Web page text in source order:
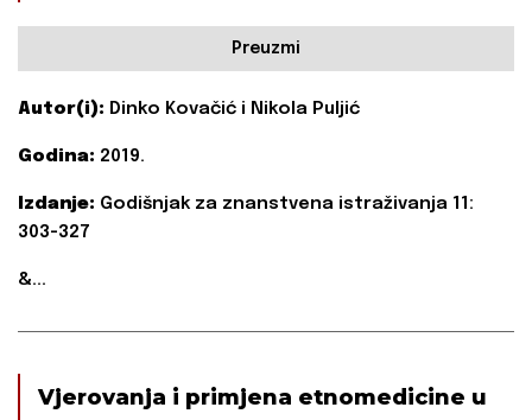
Preuzmi
Autor(i): Dinko Kovačić i Nikola Puljić
Godina: 2019.
Izdanje: Godišnjak za znanstvena istraživanja 11:
303-327
&...
Vjerovanja i primjena etnomedicine u